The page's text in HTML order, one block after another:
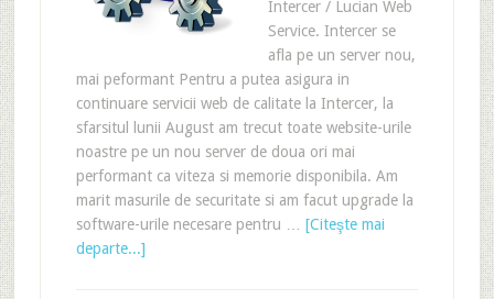
Intercer / Lucian Web
Service. Intercer se
afla pe un server nou,
mai peformant Pentru a putea asigura in
continuare servicii web de calitate la Intercer, la
sfarsitul lunii August am trecut toate website-urile
noastre pe un nou server de doua ori mai
performant ca viteza si memorie disponibila. Am
marit masurile de securitate si am facut upgrade la
software-urile necesare pentru … [Citeşte mai
departe...]